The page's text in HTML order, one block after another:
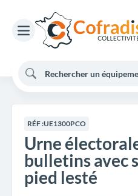
RÉF :UE1300PCO
Urne
bulletins avec
pied lesté